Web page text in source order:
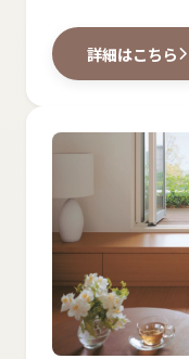
詳細は​こちら